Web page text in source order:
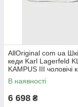
AllOriginal com ua
кеди Karl Lagerfeld
KAMPUS III чоловічі
чорний РОЗМІРИ
ЗАПИТУЙТЕ
В наявності
6 698 ₴